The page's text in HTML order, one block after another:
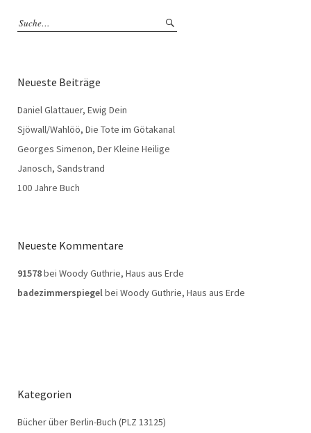
Neueste Beiträge
Daniel Glattauer, Ewig Dein
Sjöwall/Wahlöö, Die Tote im Götakanal
Georges Simenon, Der Kleine Heilige
Janosch, Sandstrand
100 Jahre Buch
Neueste Kommentare
91578bei Woody Guthrie, Haus aus Erde
badezimmerspiegel bei Woody Guthrie, Haus aus Erde
Kategorien
Bücher über Berlin-Buch (PLZ 13125)